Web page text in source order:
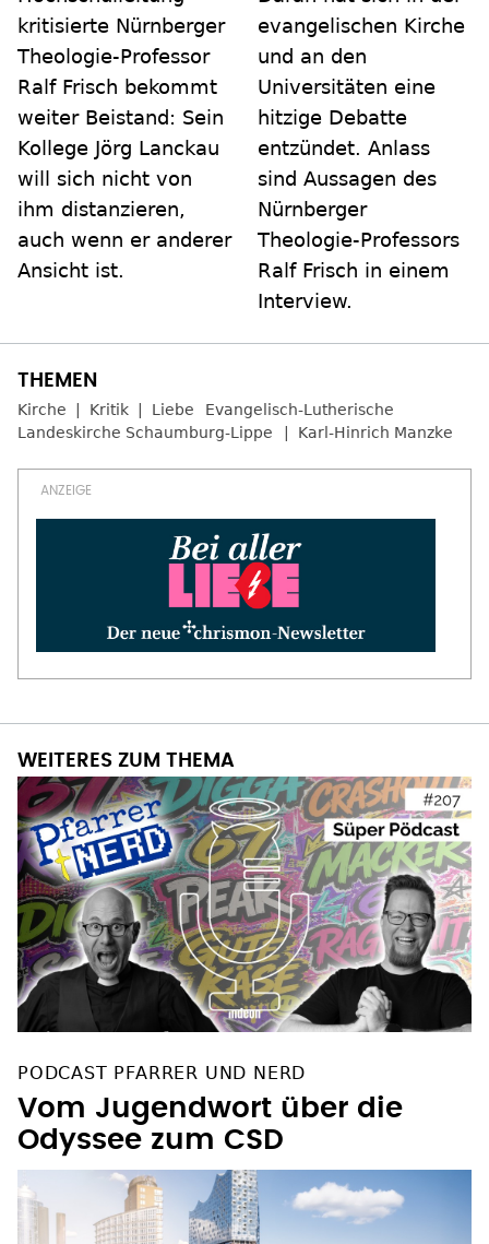
kritisierte Nürnberger
Theologie-Professor
Ralf Frisch bekommt
weiter Beistand: Sein
Kollege Jörg Lanckau
will sich nicht von
ihm distanzieren,
auch wenn er anderer
Ansicht ist.
evangelischen Kirche
und an den
Universitäten eine
hitzige Debatte
entzündet. Anlass
sind Aussagen des
Nürnberger
Theologie-Professors
Ralf Frisch in einem
Interview.
Kirche Kritik Liebe
Evangelisch-Lutherische
Landeskirche Schaumburg-Lippe
Karl-Hinrich Manzke
WEITERES ZUM THEMA
PODCAST PFARRER UND NERD
Vom Jugendwort über die
Odyssee zum CSD